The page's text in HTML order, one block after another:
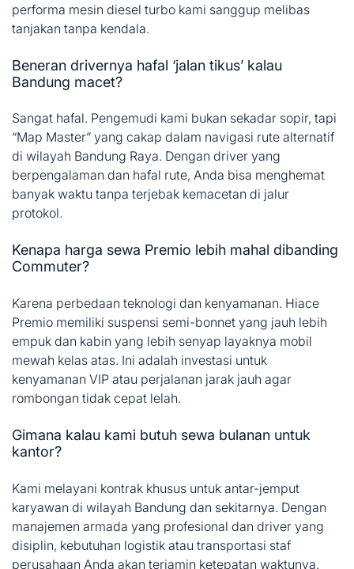
performa mesin diesel turbo kami sanggup melibas
tanjakan tanpa kendala.
Beneran drivernya hafal ‘jalan tikus’ kalau
Bandung macet?
Sangat hafal. Pengemudi kami bukan sekadar sopir, tapi
“Map Master” yang cakap dalam navigasi rute alternatif
di wilayah Bandung Raya. Dengan driver yang
berpengalaman dan hafal rute, Anda bisa menghemat
banyak waktu tanpa terjebak kemacetan di jalur
protokol.
Kenapa harga sewa Premio lebih mahal dibanding
Commuter?
Karena perbedaan teknologi dan kenyamanan. Hiace
Premio memiliki suspensi semi-bonnet yang jauh lebih
empuk dan kabin yang lebih senyap layaknya mobil
mewah kelas atas. Ini adalah investasi untuk
kenyamanan VIP atau perjalanan jarak jauh agar
rombongan tidak cepat lelah.
Gimana kalau kami butuh sewa bulanan untuk
kantor?
Kami melayani kontrak khusus untuk antar-jemput
karyawan di wilayah Bandung dan sekitarnya. Dengan
manajemen armada yang profesional dan driver yang
disiplin, kebutuhan logistik atau transportasi staf
perusahaan Anda akan terjamin ketepatan waktunya.